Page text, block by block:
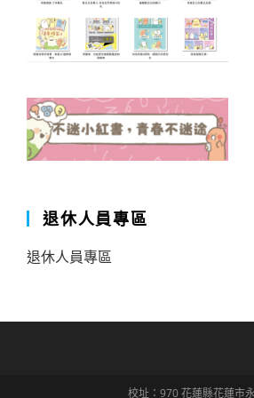
退休人員專區
退休人員專區
校址：970 花蓮縣花蓮市